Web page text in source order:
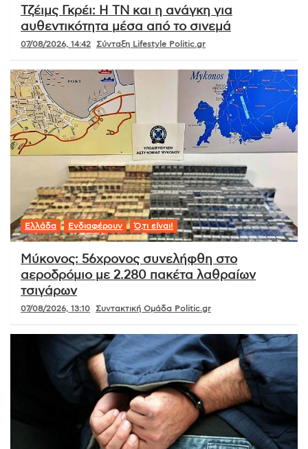
Τζέιμς Γκρέι: Η ΤΝ και η ανάγκη για
αυθεντικότητα μέσα από το σινεμά
07/08/2026, 14:42 Σύνταξη Lifestyle Politic.gr
Ελλάδα Ενδιαφέρουν Ό,τι είναι!
Μύκονος: 56χρονος συνελήφθη στο
αεροδρόμιο με 2.280 πακέτα λαθραίων
τσιγάρων
07/08/2026, 13:10 Συντακτική Ομάδα Politic.gr